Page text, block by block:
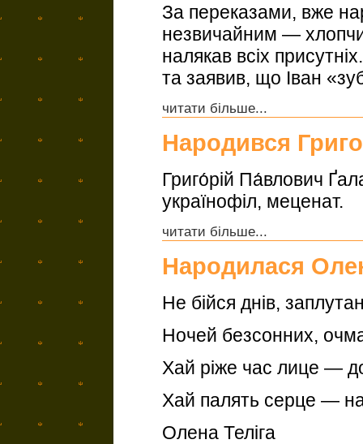
За переказами, вже
незвичайним —
налякав всіх
та заявив, що Іван
читати більше...
Народився
Григо́рій Па́влович
українофіл, меценат.
читати більше...
Народилася
Не бійся днів,
Ночей безсонних,
Хай ріже час лице —
Хай палять серце —
Олена Теліга